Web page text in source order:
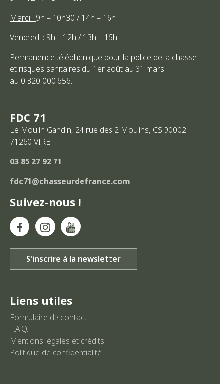
FDC 71
Le Moulin Gandin, 24 rue des 2 Moulins, CS 90002
71260 VIRE
03 85 27 92 71
fdc71@chasseurdefrance.com
Suivez-nous !
Mardi : 9h – 10h30 / 14h – 16h
Vendredi : 9h – 12h / 13h – 15h
Permanence téléphonique pour la police de la chasse
et risques sanitaires du 1er août au 31 mars
au 0 820 000 656.
Liens utiles
Formulaire de contact
F.A.Q.
Mentions légales et crédits
Politique de confidentialité